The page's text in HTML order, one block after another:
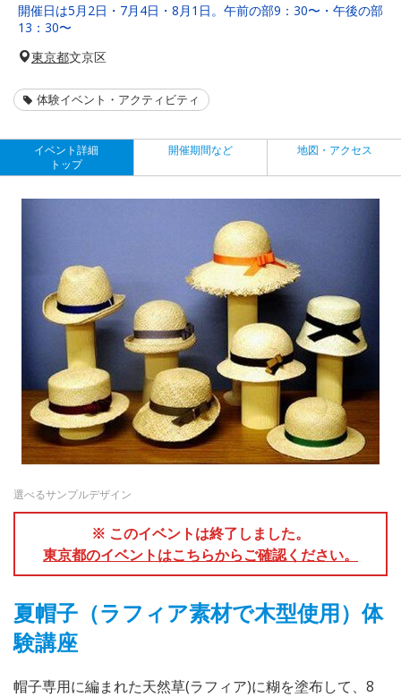
開催日は5月2日・7月4日・8月1日。午前の部9：30〜・午後の部
13：30〜
東京都文京区
体験イベント・アクティビティ
イベント詳細
トップ
開催期間など 地図・アクセス
選べるサンプルデザイン
※ このイベントは終了しました。
東京都のイベントはこちらからご確認ください。
夏帽子（ラフィア素材で木型使用）体
験講座
帽子専用に編まれた天然草(ラフィア)に糊を塗布して、8